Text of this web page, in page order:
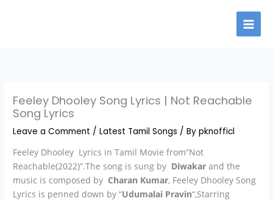
Feeley Dhooley Song Lyrics | Not Reachable
Song Lyrics
Leave a Comment /Latest Tamil Songs / Bypknofficl
Feeley Dhooley Lyrics in Tamil Movie from”Not
Reachable(2022)”.The song is sung by Diwakar and the
music is composed by Charan Kumar, Feeley Dhooley Song
Lyrics is penned down by “Udumalai Pravin“,Starring